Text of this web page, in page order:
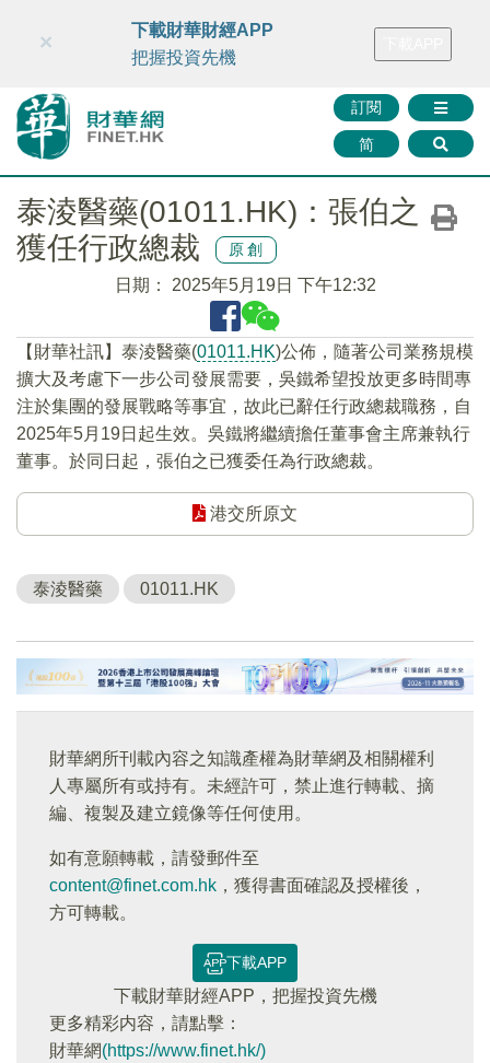
財華智庫網 FINTV FINMETA 財華證券 媒體矩陣
訂閱
简
×
下載財華財經APP
把握投資先機
泰淩醫藥(01011.HK)：張伯之
獲任行政總裁
原創
日期： 2025年5月19日 下午12:32
【財華社訊】泰淩醫藥(01011.HK)公佈，隨著公司業務規模
擴大及考慮下一步公司發展需要，吳鐵希望投放更多時間專
注於集團的發展戰略等事宜，故此已辭任行政總裁職務，自
2025年5月19日起生效。吳鐵將繼續擔任董事會主席兼執行
董事。於同日起，張伯之已獲委任為行政總裁。
港交所原文
泰淩醫藥 01011.HK
財華網所刊載內容之知識產權為財華網及相關權利
人專屬所有或持有。未經許可，禁止進行轉載、摘
編、複製及建立鏡像等任何使用。
如有意願轉載，請發郵件至
content@finet.com.hk ，獲得書面確認及授權後，
方可轉載。
下載APP
下載財華財經APP，把握投資先機
更多精彩内容，請點擊：
財華網(https://www.finet.hk/)